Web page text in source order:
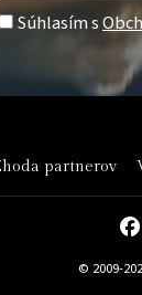
Súhlasím s
partnerov
© 2009-